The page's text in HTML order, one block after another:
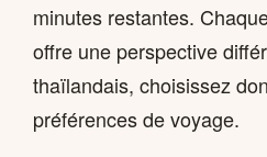
minutes restantes.
offre une perspective
thaïlandais, choisissez
préférences de voyage.